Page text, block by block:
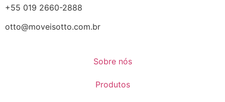
+55 019 2660-2888
otto@moveisotto.com.br
Sobre nós
Produtos